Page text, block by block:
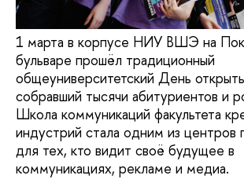
1 марта в корпусе НИУ ВШЭ на
бульваре прошёл традиционный
общеуниверситетский День
собравший тысячи абитуриентов и
Школа коммуникаций факультета
индустрий стала одним из центров
для тех, кто видит своё будущее в
коммуникациях, рекламе и медиа.